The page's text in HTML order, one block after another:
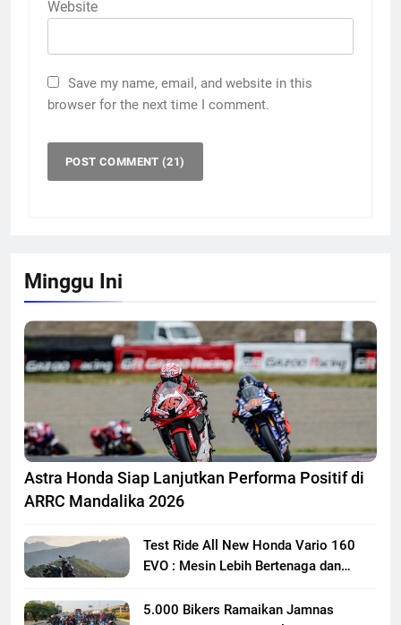
Website
Save my name, email, and website in this
browser for the next time I comment.
Minggu Ini
Astra Honda Siap Lanjutkan Performa Positif di
ARRC Mandalika 2026
Test Ride All New Honda Vario 160
EVO : Mesin Lebih Bertenaga dan
5.000 Bikers Ramaikan Jamnas